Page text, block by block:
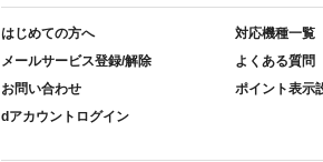
はじめての方へ
対応機種一覧
メールサービス登録/解除
よくある質問
お問い合わせ
ポイント表示
dアカウントログイン